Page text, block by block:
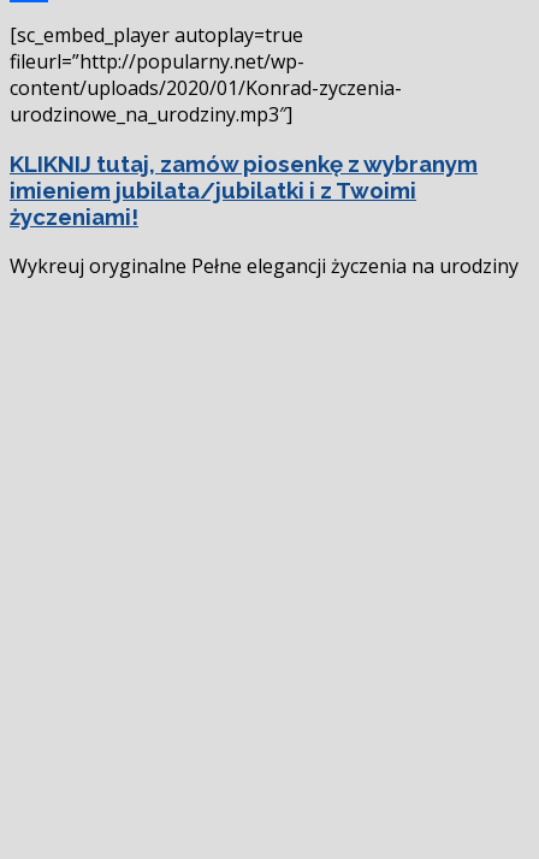
się
[sc_embed_player autoplay=true
fileurl=”http://popularny.net/wp-
content/uploads/2020/01/Konrad-zyczenia-
urodzinowe_na_urodziny.mp3″]
KLIKNIJ tutaj, zamów piosenkę z wybranym
imieniem jubilata/jubilatki i z Twoimi
życzeniami!
Wykreuj oryginalne Pełne elegancji życzenia na urodziny